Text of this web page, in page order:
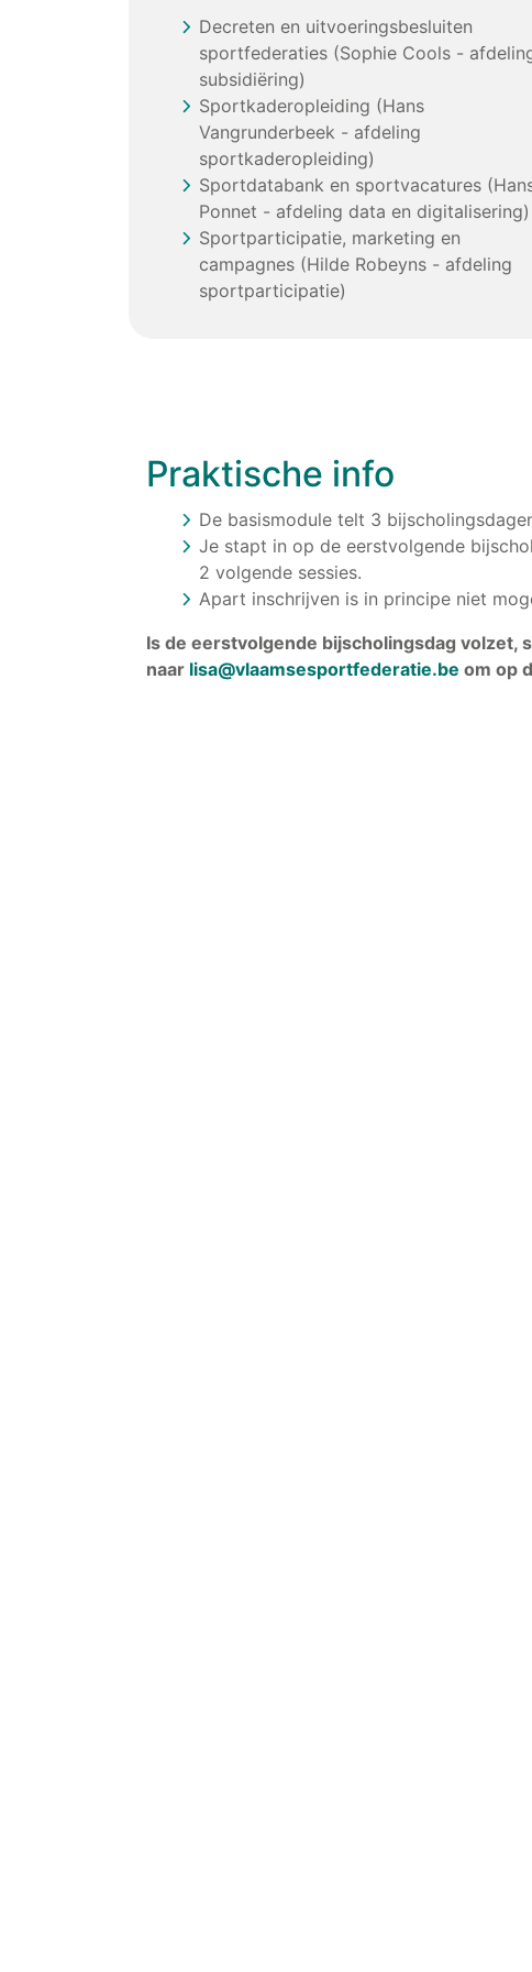
Decreten en uitvoeringsbesluiten
sportfederaties (Sophie Cools -
subsidiëring)
Sportkaderopleiding (Hans
Vangrunderbeek - afdeling
sportkaderopleiding)
Sportdatabank en sportvacatures
Ponnet - afdeling data en digitalisering)
Sportparticipatie, marketing en
campagnes (Hilde Robeyns - afdeling
sportparticipatie)
Praktische info
De basismodule telt 3
Je stapt in op de eerstvolgende
2 volgende sessies.
Apart inschrijven is in principe niet
Is de eerstvolgende bijscholingsdag volzet,
naar lisa@vlaamsesportfederatie.be om op